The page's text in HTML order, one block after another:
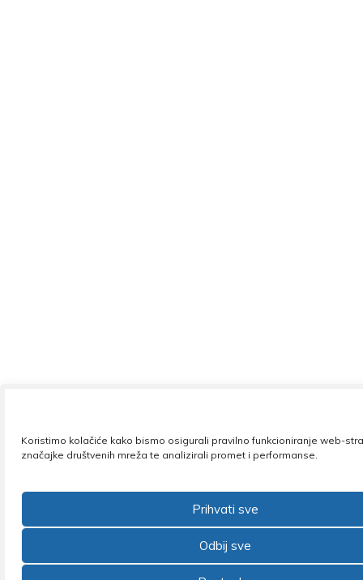
Koristimo kolačiće kako bismo osigurali pravilno funkcioniranje web-
značajke društvenih mreža te analizirali promet i performanse.
Prihvati sve
Odbij sve